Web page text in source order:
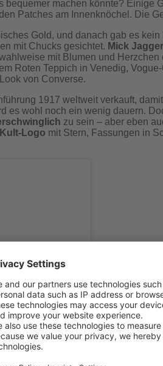
bequemer machen könnte? Einige
Patches am Innenknöchel. Die
Gold, und danach gab es
mit Chucks gesichtet. Mick Jagger
mit Blumen und
Roten Teppich in Venedig,
von Converse.
1917 weltweit verkauft,
es wohl noch ein wenig dauern.
zu sein ­– aber eben
Kult-Logo mit Stern, Fassungen in